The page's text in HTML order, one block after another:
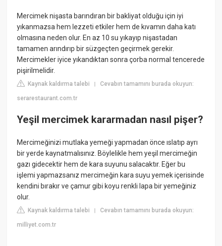
Mercimek nişasta barındıran bir bakliyat olduğu için iyi
yıkanmazsa hem lezzeti etkiler hem de kıvamın daha katı
olmasına neden olur. En az 10 su yıkayıp nişastadan
tamamen arındırıp bir süzgeçten geçirmek gerekir.
Mercimekler iyice yıkandıktan sonra çorba normal tencerede
pişirilmelidir.
Kaynak kaldırma talebi |Cevabın tamamını burada okuyun:
serarestaurant.com.tr
Yeşil mercimek kararmadan nasıl pişer?
Mercimeğinizi mutlaka yemeği yapmadan önce ıslatıp ayrı
bir yerde kaynatmalısınız. Böylelikle hem yeşil mercimeğin
gazı gidecektir hem de kara suyunu salacaktır. Eğer bu
işlemi yapmazsanız mercimeğin kara suyu yemek içerisinde
kendini bırakır ve çamur gibi koyu renkli lapa bir yemeğiniz
olur.
Kaynak kaldırma talebi |Cevabın tamamını burada okuyun:
milliyet.com.tr